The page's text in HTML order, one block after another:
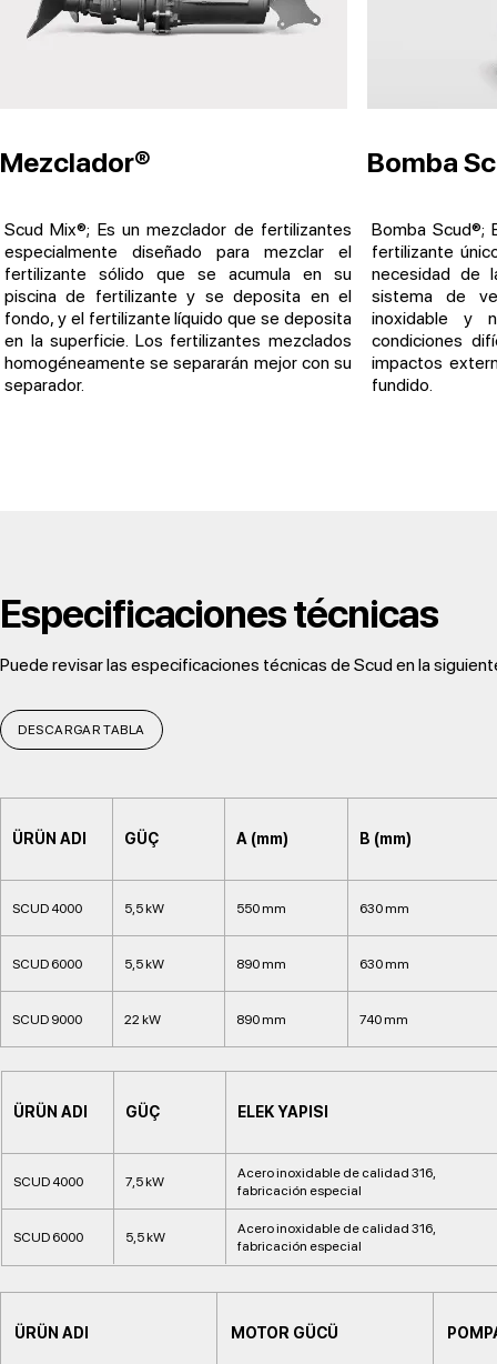
Mezclador® Bomba
Scud Mix®; Es un mezclador de fertilizantes
especialmente diseñado para mezclar el
fertilizante sólido que se acumula en su
piscina de fertilizante y se deposita en el
fondo, y el fertilizante líquido que se deposita
en la superficie. Los fertilizantes mezclados
homogéneamente se separarán mejor con su
separador.
Bomba Scud®;
fertilizante
necesidad de
sistema de
inoxidable y
condiciones
impactos
fundido.
Especificaciones técnicas
Puede revisar las especificaciones técnicas de Scud en la
DESCARGAR TABLA
ÜRÜN ADI GÜÇ A (mm) B (mm)
SCUD 4000 5,5 kW 550 mm 630 mm
SCUD 6000 5,5 kW 890 mm 630 mm
SCUD 9000 22 kW 890 mm 740 mm
ÜRÜN ADI GÜÇ ELEK YAPISI
SCUD 4000 7,5 kW
Acero inoxidable de calidad 316,
fabricación especial
SCUD 6000 5,5 kW
Acero inoxidable de calidad 316,
fabricación especial
ÜRÜN ADI MOTOR GÜCÜ